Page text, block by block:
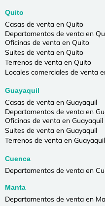
Quito
Casas de venta en Quito
Departamentos de venta en
Oficinas de venta en Quito
Suites de venta en Quito
Terrenos de venta en Quito
Locales comerciales de venta
Guayaquil
Casas de venta en Guayaquil
Departamentos de venta en
Oficinas de venta en Guayaquil
Suites de venta en Guayaquil
Terrenos de venta en Guayaquil
Cuenca
Departamentos de venta en
Manta
Departamentos de venta en